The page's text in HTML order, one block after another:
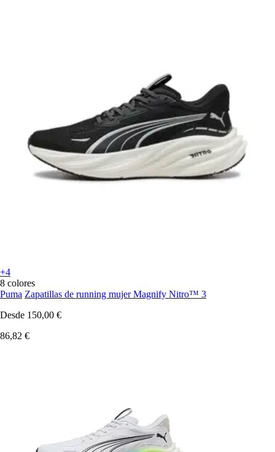
+4
8 colores
Puma Zapatillas de running mujer Magnify Nitro™ 3
Desde 150,00 €
86,82 €